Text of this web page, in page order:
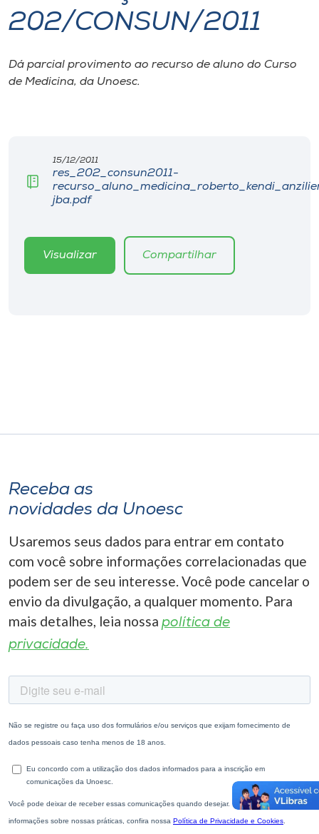
I.nova
Diplomados
Biblioteca
Editora
A-
202/CONSUN/2011
Dá parcial provimento ao recurso de aluno do Curso
de Medicina, da Unoesc.
15/12/2011
res_202_consun2011-
jba.pdf
Visualizar Compartilhar
Receba as
novidades da Unoesc
Usaremos seus dados para entrar em contato
com você sobre informações correlacionadas que
podem ser de seu interesse. Você pode cancelar o
envio da divulgação, a qualquer momento. Para
mais detalhes, leia nossa política de
privacidade.